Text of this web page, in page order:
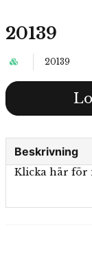
20139
20139
Beskrivning
Klicka här för